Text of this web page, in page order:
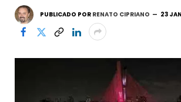
PUBLICADO POR RENATO CIPRIANO 23